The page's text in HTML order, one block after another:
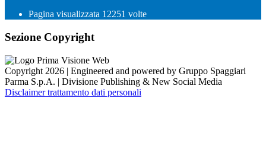
Pagina visualizzata 12251 volte
Sezione Copyright
Copyright 2026 | Engineered and powered by Gruppo Spaggiari
Parma S.p.A. | Divisione Publishing & New Social Media
Disclaimer trattamento dati personali